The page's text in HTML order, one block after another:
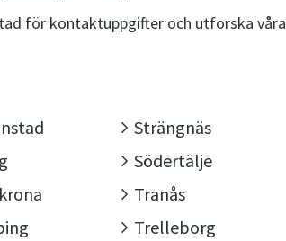
för kontaktuppgifter och utforska våra
Strängnäs
Södertälje
Tranås
Trelleborg